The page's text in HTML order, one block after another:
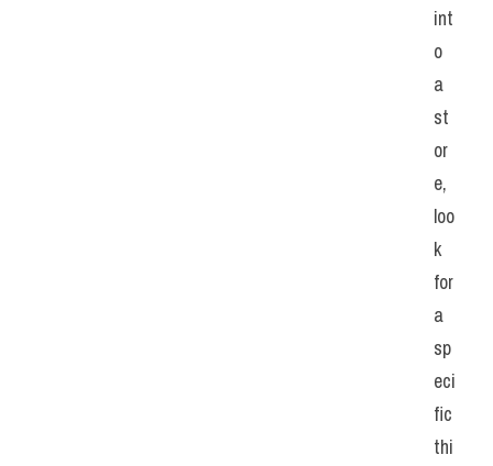
int
o
a
st
or
e,
loo
k
for
a
sp
eci
fic
thi